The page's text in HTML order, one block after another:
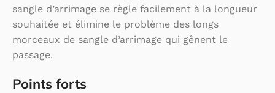
sangle d’arrimage se règle facilement à la longueur
souhaitée et élimine le problème des longs
morceaux de sangle d’arrimage qui gênent le
passage.
Points forts